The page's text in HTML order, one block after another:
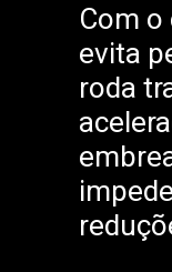
Com
evita
roda